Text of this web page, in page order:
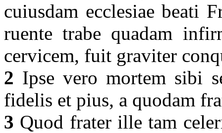
cuiusdam ecclesiae beati
ruente trabe quadam
cervicem, fuit graviter
2 Ipse vero mortem sibi
fidelis et pius, a quodam
3 Quod frater ille tam